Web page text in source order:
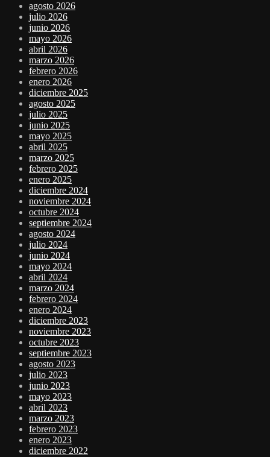
agosto 2026
julio 2026
junio 2026
mayo 2026
abril 2026
marzo 2026
febrero 2026
enero 2026
diciembre 2025
agosto 2025
julio 2025
junio 2025
mayo 2025
abril 2025
marzo 2025
febrero 2025
enero 2025
diciembre 2024
noviembre 2024
octubre 2024
septiembre 2024
agosto 2024
julio 2024
junio 2024
mayo 2024
abril 2024
marzo 2024
febrero 2024
enero 2024
diciembre 2023
noviembre 2023
octubre 2023
septiembre 2023
agosto 2023
julio 2023
junio 2023
mayo 2023
abril 2023
marzo 2023
febrero 2023
enero 2023
diciembre 2022